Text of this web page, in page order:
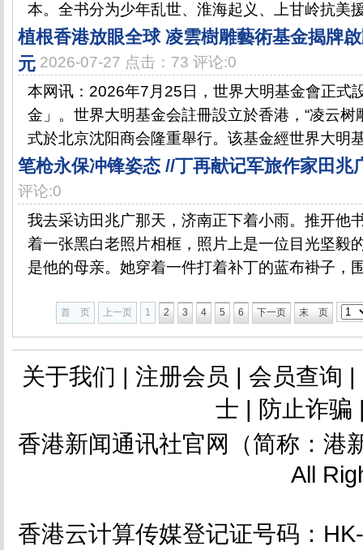
本。全书分为少年乱世、淮海起义、上甘岭抗美
植根香港放眼全球 凌雲樹雕藝術基金揭牌
元 2026-07-27 点击：73 评论:0
本网讯：2026年7月25日，世界大明基金會正式
金」。世界大明基金会註冊設立於香港，“凌云树
式於北京沈阳商会隆重舉行。该基金經世界大明
笔枪永保冲锋姿态 //丁再献记军旅作家田兆
评论:0
我去采访田兆广那天，济南正下着小雨。推开他
着一张黑白老照片相框，照片上是一位目光坚毅
是他的母亲。她穿着一件打着补丁的蓝布褂子，
首 页 上一页 1 2 3 4 5 6 下一页 末 页
关于我们 | 注册会员 | 会员查询 |
士 | 防止诈骗
香港新闻通讯社官网（简称：港
All
香港云计算传媒登记证号码：